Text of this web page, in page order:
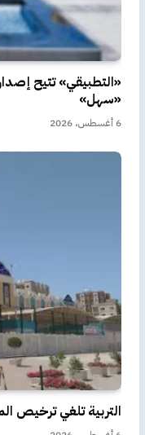
«التطبيقي» تتيح
«سهل»
6 أغسطس، 2026
التربية تلغي ترخيص